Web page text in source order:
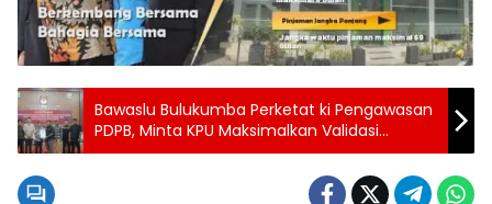
Bawaslu Bulukumba Perketat ki Pengawasan
PDPB, Minta KPU Maksimalkan Validasi
Faktual Data Pemilih